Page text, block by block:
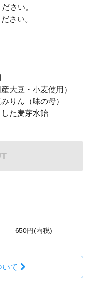
さい。
さい。
大豆・小麦使用）
りん（味の母）
た麦芽水飴
650円(内税)
いて